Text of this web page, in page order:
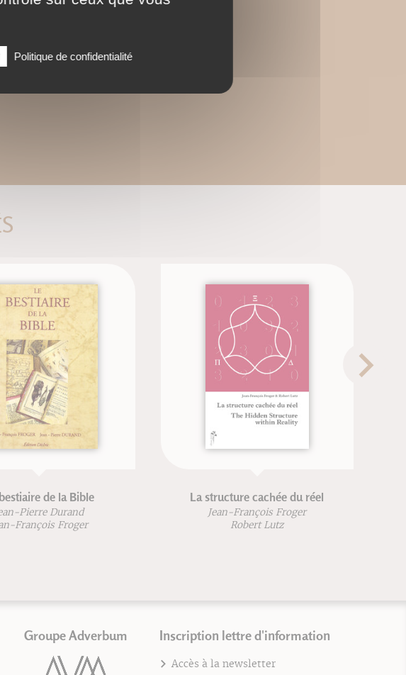
de la Bible
Pierre Durand
François Froger
La structure cachée du réel
Jean-François Froger
Robert Lutz
Groupe Adverbum Inscription lettre d'information
Accès à la newsletter
Politique de confidentialité